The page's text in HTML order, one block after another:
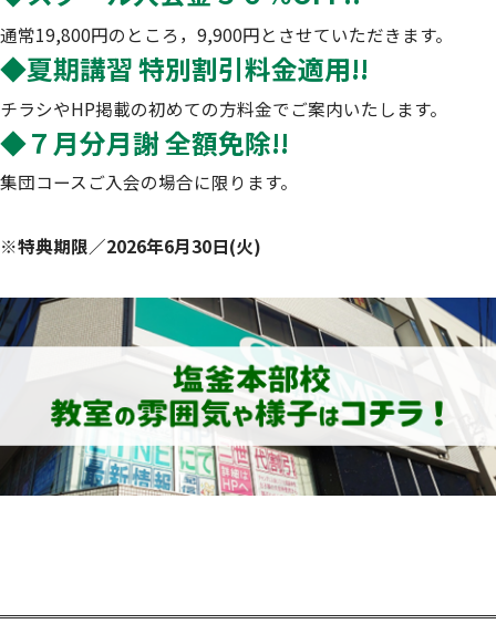
通常19,800円のところ，9,900円とさせていただきます。
◆夏期講習 特別割引料金適用!!
チラシやHP掲載の初めての方料金でご案内いたします。
◆７月分月謝 全額免除!!
集団コースご入会の場合に限ります。
※特典期限／2026年6月30日(火)